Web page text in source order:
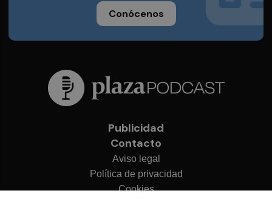
Conócenos
Publicidad
Contacto
Aviso legal
Política de privacidad
Cookies